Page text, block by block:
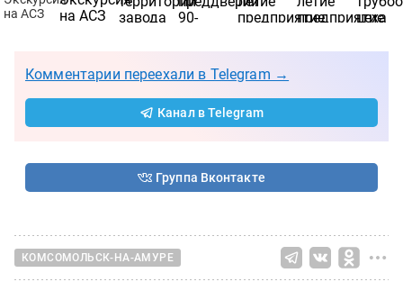
Комментарии переехали в Telegram →
Канал в Telegram
Группа Вконтакте
КОМСОМОЛЬСК-НА-АМУРЕ